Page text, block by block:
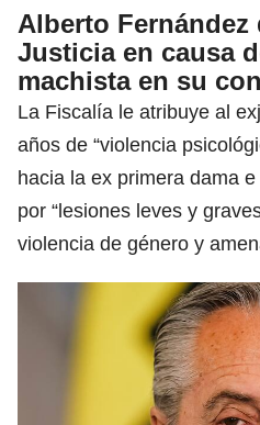
Alberto Fernández
Justicia en causa
machista en su
La Fiscalía le atribuye al
años de “violencia
hacia la ex primera dama
por “lesiones leves y
violencia de género y